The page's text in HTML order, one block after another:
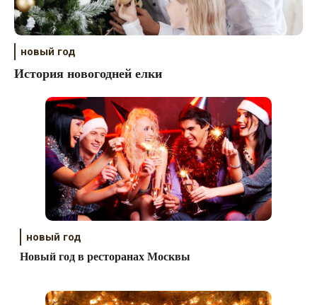
новый год
История новогодней елки
новый год
Новый год в ресторанах Москвы